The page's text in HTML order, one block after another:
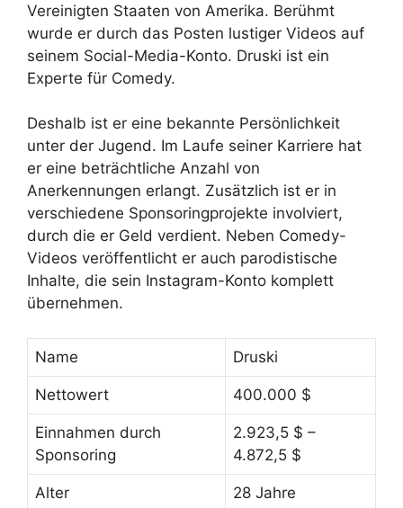
Vereinigten Staaten von Amerika. Berühmt
wurde er durch das Posten lustiger Videos auf
seinem Social-Media-Konto. Druski ist ein
Experte für Comedy.
Deshalb ist er eine bekannte Persönlichkeit
unter der Jugend. Im Laufe seiner Karriere hat
er eine beträchtliche Anzahl von
Anerkennungen erlangt. Zusätzlich ist er in
verschiedene Sponsoringprojekte involviert,
durch die er Geld verdient. Neben Comedy-
Videos veröffentlicht er auch parodistische
Inhalte, die sein Instagram-Konto komplett
übernehmen.
Name Druski
Nettowert 400.000 $
Einnahmen durch
Sponsoring
2.923,5 $ –
4.872,5 $
Alter 28 Jahre